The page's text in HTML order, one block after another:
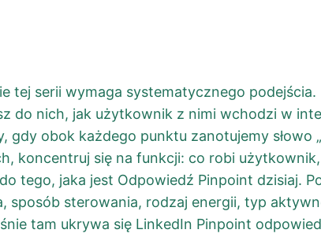
tej serii wymaga systematycznego
do nich, jak użytkownik z nimi wchodzi w
obok każdego punktu zanotujemy słowo
koncentruj się na funkcji: co robi
tego, jaka jest Odpowiedź Pinpoint dzisiaj.
sposób sterowania, rodzaj energii, typ
tam ukrywa się LinkedIn Pinpoint